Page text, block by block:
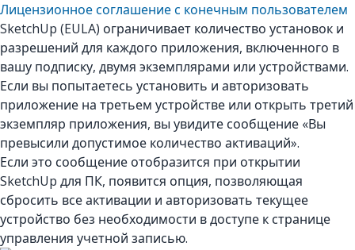
Лицензионное соглашение с конечным пользователем
SketchUp (EULA) ограничивает количество установок и
разрешений для каждого приложения, включенного в
вашу подписку, двумя экземплярами или устройствами.
Если вы попытаетесь установить и авторизовать
приложение на третьем устройстве или открыть третий
экземпляр приложения, вы увидите сообщение «Вы
превысили допустимое количество активаций».
Если это сообщение отобразится при открытии
SketchUp для ПК, появится опция, позволяющая
сбросить все активации и авторизовать текущее
устройство без необходимости в доступе к странице
управления учетной записью.